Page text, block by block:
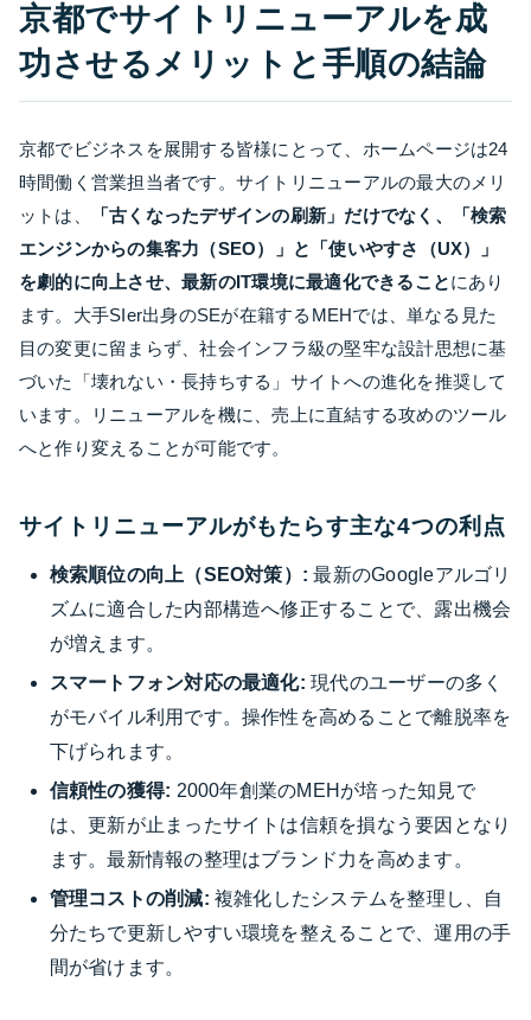
京都でサイトリニューアルを成
功させるメリットと手順の結論
京都でビジネスを展開する皆様にとって、ホームページは24
時間働く営業担当者です。サイトリニューアルの最大のメリ
ットは、
「古くなったデザインの刷新」だけでなく、「検索
エンジンからの集客力（SEO）」と「使いやすさ（UX）」
を劇的に向上させ、最新のIT環境に最適化できることにあり
ます。大手SIer出身のSEが在籍するMEHでは、単なる見た
目の変更に留まらず、社会インフラ級の堅牢な設計思想に基
づいた「壊れない・長持ちする」サイトへの進化を推奨して
います。リニューアルを機に、売上に直結する攻めのツール
へと作り変えることが可能です。
サイトリニューアルがもたらす主な4つの利点
検索順位の向上（SEO対策）: 最新のGoogleアルゴリ
ズムに適合した内部構造へ修正することで、露出機会
が増えます。
スマートフォン対応の最適化: 現代のユーザーの多く
がモバイル利用です。操作性を高めることで離脱率を
下げられます。
信頼性の獲得: 2000年創業のMEHが培った知見で
は、更新が止まったサイトは信頼を損なう要因となり
ます。最新情報の整理はブランド力を高めます。
管理コストの削減: 複雑化したシステムを整理し、自
分たちで更新しやすい環境を整えることで、運用の手
間が省けます。